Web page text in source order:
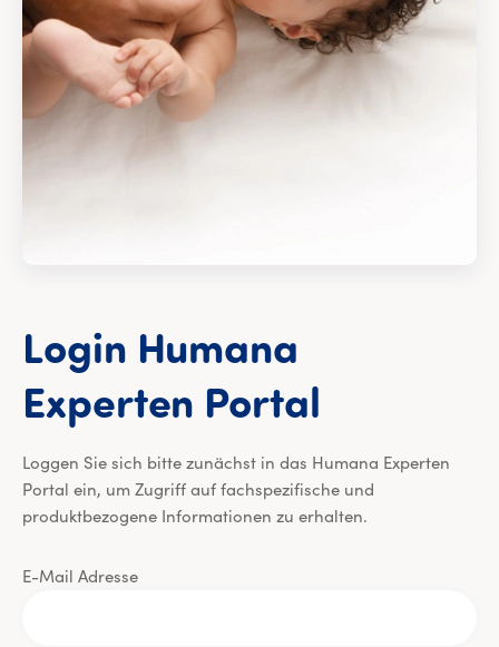
Login Humana
Experten Portal
Loggen Sie sich bitte zunächst in das Humana Experten
Portal ein, um Zugriff auf fachspezifische und
produktbezogene Informationen zu erhalten.
E-Mail Adresse